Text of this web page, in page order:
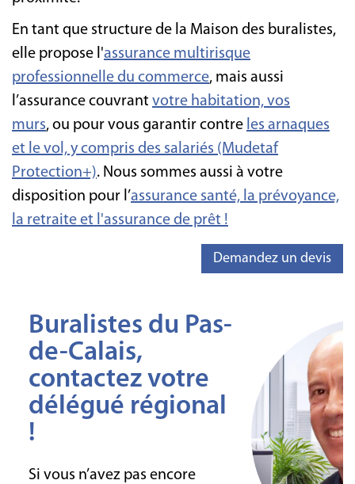
En tant que structure de la Maison des buralistes,
elle propose l'assurance multirisque
professionnelle du commerce, mais aussi
l’assurance couvrant votre habitation, vos
murs, ou pour vous garantir contre les arnaques
et le vol, y compris des salariés (Mudetaf
Protection+). Nous sommes aussi à votre
disposition pour l’assurance santé, la prévoyance,
la retraite et l'assurance de prêt !
Demandez un devis
Buralistes du Pas-
de-Calais,
contactez votre
délégué régional
!
Si vous n’avez pas encore